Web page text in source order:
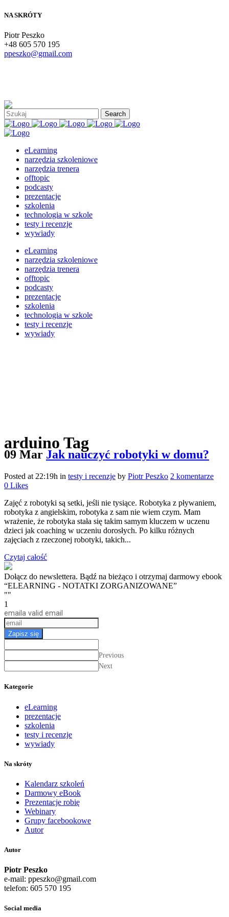
NA SKRÓTY
Piotr Peszko
+48 605 570 195
ppeszko@gmail.com
eLearning
narzędzia szkoleniowe
narzędzia trenera
offtopic
podcasty
prezentacje
szkolenia
technologia w szkole
testy i recenzje
wywiady
eLearning
narzędzia szkoleniowe
narzędzia trenera
offtopic
podcasty
prezentacje
szkolenia
technologia w szkole
testy i recenzje
wywiady
arduino Tag
09 Mar Jak nauczyć robotyki w domu?
Posted at 22:19h in testy i recenzje by Piotr Peszko 2 komentarze
0 Likes
Zajęć z robotyki są setki, jeśli nie tysiące. Robotyka z pływaniem,
robotyka z angielskim, robotyka z sam nie wiem czym. Mam
wrażenie, że robotyka stała się takim samym kluczem w uczenu
dzieci jak coaching w uczeniu dorosłych. Po kilku różnych
zajęciach z rzeczonej robotyki, takich...
Czytaj całość
Dołącz do newslettera. Bądź na bieżąco i otrzymaj darmowy ebook
“ELEARNING - NOTATKI ZORGANIZOWANE”
""
1
email a valid email
Zapisz się
Previous
Next
Kategorie
eLearning
prezentacje
szkolenia
testy i recenzje
wywiady
Na skróty
Kalendarz szkoleń
Darmowy eBook
Prezentacje robię
Webinary
Grupy facebookowe
Autor
Autor
Piotr Peszko
e-mail: ppeszko@gmail.com
telefon: 605 570 195
Social media